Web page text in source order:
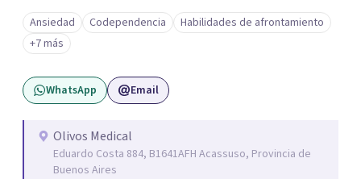
una vida más auténtica comienza cuando nos animamos
a mirar hacia adentro y a reconocer las raíces de lo que
sentimos.
Ansiedad Codependencia
Habilidades de afrontamiento
+7 más
WhatsApp Email
Olivos Medical
Eduardo Costa 884, B1641AFH Acassuso, Provincia de
Buenos Aires